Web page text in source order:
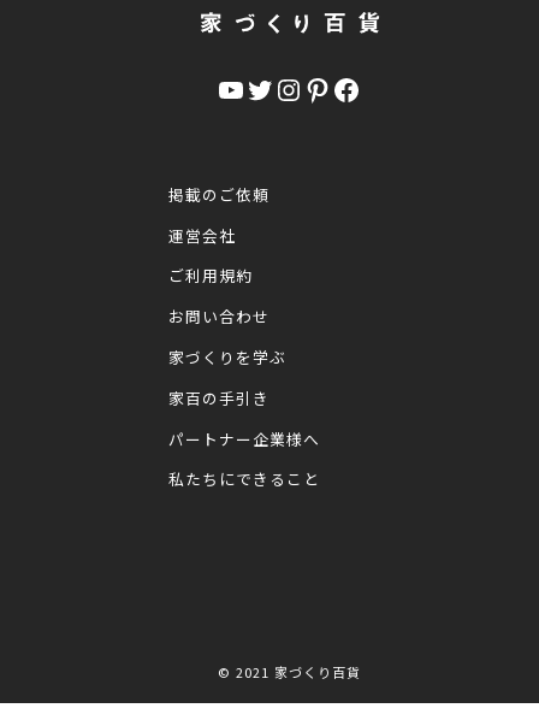
YouTube Twitter InstagramPinterest Facebook
掲載のご依頼
運営会社
ご利用規約
お問い合わせ
家づくりを学ぶ
家百の手引き
パートナー企業様へ
私たちにできること
© 2021 家づくり百貨